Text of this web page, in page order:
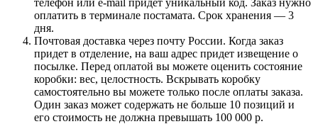
оплатить в терминале постамата. Срок хранения — 3
дня.
Почтовая доставка через почту России. Когда заказ
придет в отделение, на ваш адрес придет извещение о
посылке. Перед оплатой вы можете оценить состояние
коробки: вес, целостность. Вскрывать коробку
самостоятельно вы можете только после оплаты заказа.
Один заказ может содержать не больше 10 позиций и
его стоимость не должна превышать 100 000 р.